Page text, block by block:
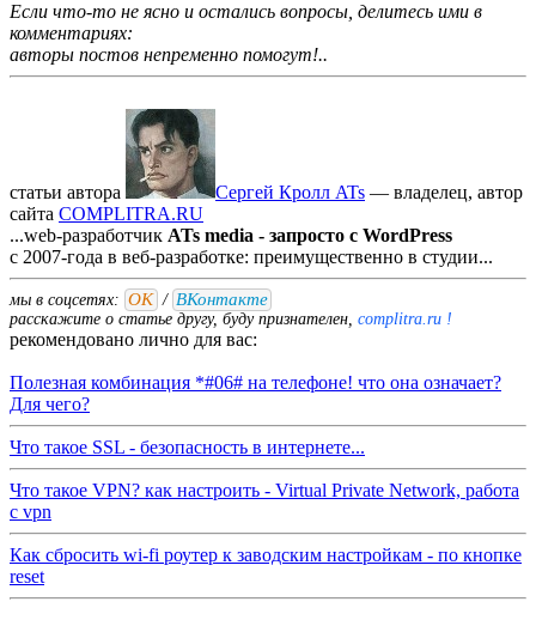
Если что-то не ясно и остались вопросы, делитесь ими в
комментариях:
авторы постов непременно помогут!..
статьи автора Сергей Кролл ATs — владелец, автор
cайта COMPLITRA.RU
...web-разработчик ATs media - запросто с WordPress
с 2007-года в веб-разработке: преимущественно в студии...
мы в соцсетях: ОК / ВКонтакте
расскажите о статье другу, буду признателен, complitra.ru !
рекомендовано лично для вас:
Полезная комбинация *#06# на телефоне! что она означает?
Для чего?
Что такое SSL - безопасность в интернете...
Что такое VPN? как настроить - Virtual Private Network, работа
с vpn
Как сбросить wi-fi роутер к заводским настройкам - по кнопке
reset